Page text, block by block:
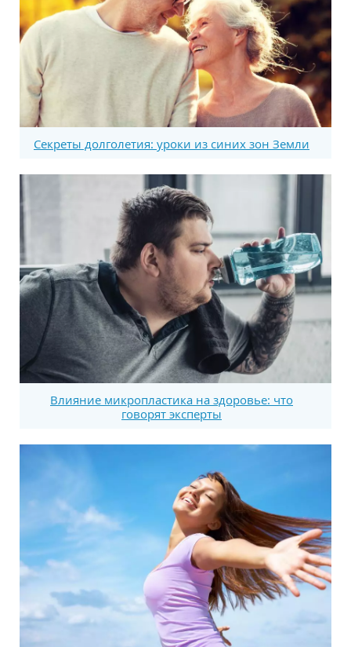
Секреты долголетия: уроки из синих зон Земли
Влияние микропластика на здоровье: что
говорят эксперты